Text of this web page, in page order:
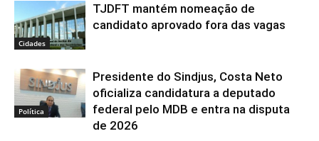
Cidades
TJDFT mantém nomeação de
candidato aprovado fora das vagas
Política
Presidente do Sindjus, Costa Neto
oficializa candidatura a deputado
federal pelo MDB e entra na disputa
de 2026